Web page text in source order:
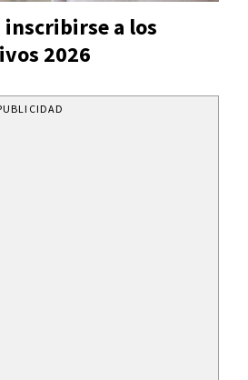
inscribirse a los
2026